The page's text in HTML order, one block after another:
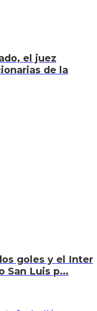
el juez
de la
goles y el Inter
San Luis p...